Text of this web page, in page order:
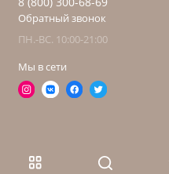
Обратный звонок
ПН.-ВС. 10:00-21:00
Мы в сети